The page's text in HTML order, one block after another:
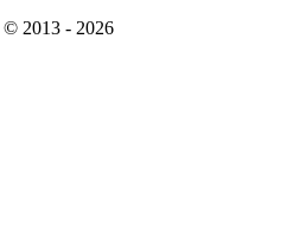
© 2013 - 2026